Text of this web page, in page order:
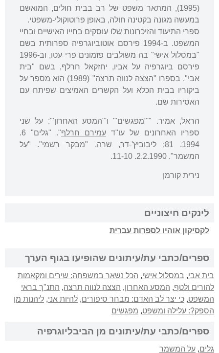
(1995), המתאר משפט של רב בבית חולים, המואשם
במעשה מגונה בקטינה חולה, באופן פרוטוקולי-משפטי.
ספרי התיעוד והזיכרונות שלו עוסקים בחייו האישיים ובחיי
המשפט. ב-1994 פירסם אוטוביוגרפיה ספרותית בשם
"במסלול אישי" בה משולבים פזמונים פרי עטו, וב-1996
פירסם ביוגרפיה על אביו, יחזקאל חרלף, בשם "בית
אבי". בספרו "הצצה לנווה תרצה" (1989) הוא מספר על
ביקוריו בבית הכלא ועל הקשרים האמיצים שפיתח עם
האסירות שם.
הראל, אמיר. "'"מפגשים"' ו'"המסע האחרון"': על שני
ספריו האחרונים של עו"ד עמירם חרלף
". "גלים" 6.
1994. 81; ליבוביץ'-דר, שרה. "מבקר רשמי". "על
המשמר". 2.2.1990. 11-10.
נירית קורמן
לינקים חיצוניים
לקסיקון אוהיו לספרות עברית
ספרים/כתבי עת/עיתונים שהופיעו בגוף הערך
בית אבי, במסלול אישי, הכל נשאר במשפחה: שירים ומקאמות
להורים ולטף, המסע האחרון, הצצה לנווה תרצה, התנ"ך בראי
המשפט, כי יצר לב האדם: מבחר סיפורים, להיות אני, ליהנות מן
הספק?: עלילה ומשפט, מפגשים
ספרים/כתבי עת/עיתונים מן הביבליוגרפיה
גלים, על המשמר